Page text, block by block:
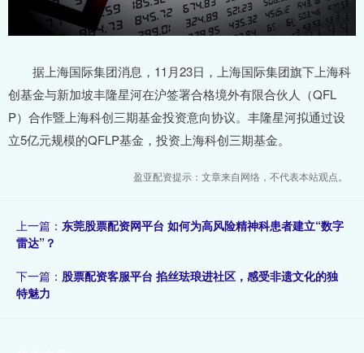
据上海国际集团消息，11月23日，上海国际集团旗下上海科
创基金与新加坡丰隆星河在沪签署合格境外有限合伙人（QFL
P）合作暨上海科创三期基金投资意向协议。丰隆星河拟通过设
立5亿元规模的QFLP基金，投资上海科创三期基金。
盈亚配资提示：文章来自网络，不代表本站观点。
上一篇： 东莞股票配资网平台 如何为高风险精神科患者建立“数字
雷达”？
下一篇： 股票配资客服平台 掐丝珐琅进社区，感受非遗文化的独
特魅力